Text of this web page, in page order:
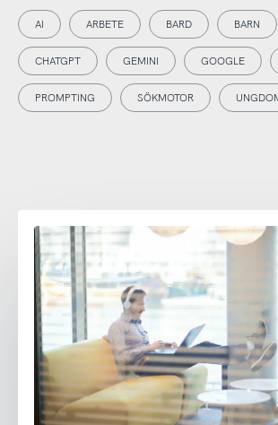
AI ARBETE BARD BARN
CHATGPT GEMINI GOOGLE
PROMPTING SÖKMOTOR